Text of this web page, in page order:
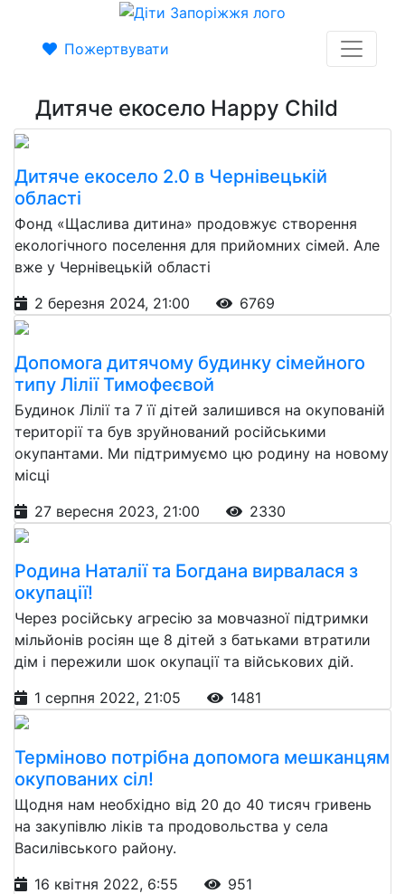
Пожертвувати
Дитяче екосело Happy Child
Дитяче екосело 2.0 в Чернівецькій
області
Фонд «Щаслива дитина» продовжує створення
екологічного поселення для прийомних сімей. Але
вже у Чернівецькій області
2 березня 2024, 21:00
6769
Допомога дитячому будинку сімейного
типу Лілії Тимофеєвой
Будинок Лілії та 7 її дітей залишився на окупованій
території та був зруйнований російськими
окупантами. Ми підтримуємо цю родину на новому
місці
27 вересня 2023, 21:00
2330
Родина Наталії та Богдана вирвалася з
окупації!
Через російську агресію за мовчазної підтримки
мільйонів росіян ще 8 дітей з батьками втратили
дім і пережили шок окупації та військових дій.
1 серпня 2022, 21:05
1481
Терміново потрібна допомога мешканцям
окупованих сіл!
Щодня нам необхідно від 20 до 40 тисяч гривень
на закупівлю ліків та продовольства у села
Василівського району.
16 квітня 2022, 6:55
951